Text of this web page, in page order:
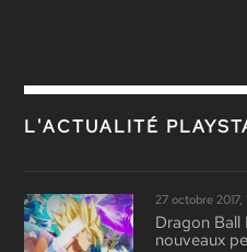
L'ACTUALITÉ
27 octobre 2017,
Dragon
nouveaux